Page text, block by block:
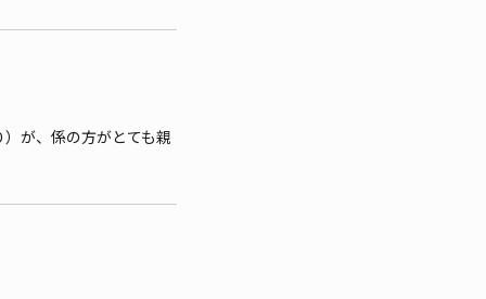
が、係の方がとても親